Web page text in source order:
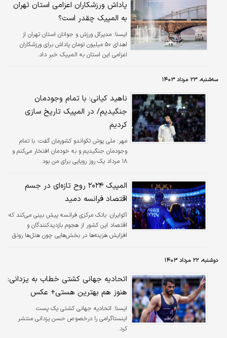
پاداش ورزشکاران اعزامی استان تهران
به المپیک چقدر است؟
ايسنا: مدیرکل ورزش و جوانان استان تهران از
اهدای ۵۰ میلیون تومان پاداش برای ورزشکاران
اعزامی این استان به المپیک خبر داد.
سه‌شنبه، ۲۳ مرداد ۱۴۰۳
ناهید کیانی: با تمام وجودمان
جنگیدیم/ در المپیک تاریخ سازی
کردیم
مهر: ملی پوش تکواندو کشورمان گفت: با تمام
وجودمان جنگیدیم و به خودمان افتخار می‌کنم و
۱۸ مرداد یک روز رویایی برای من بود.
المپیک ۲۰۲۴ روح تازه‌ای در جسم
اقتصاد فرانسه دمید
اکوایران: بانک مرکزی فرانسه پیش بینی می‌کند که
اقتصاد این کشور از هجوم بازدیدکنندگان و
افزایش هزینه‌ها در بخش‌هایی چون هتل‌ها رونق
دوشنبه، ۲۲ مرداد ۱۴۰۳
اتحادیه جهانی کشتی خطاب به یزدانی:
هنوز هم بهترین هستی+ عکس
ايسنا: اتحادیه جهانی کشتی یک پست
اینستاگرامی را درخصوص حسن یزدانی منتشر
کرد.